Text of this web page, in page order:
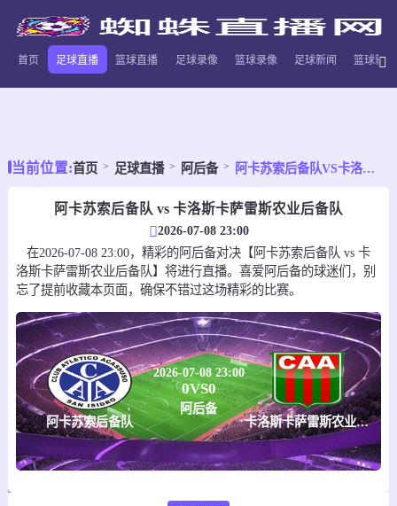
首页 足球直播 篮球直播 足球录像 篮球录像 足球新闻 篮球新闻
当前位置:首页 足球直播 阿后备 阿卡苏索后备队VS卡洛斯卡萨雷斯农业后备队
阿卡苏索后备队 vs 卡洛斯卡萨雷斯农业后备队
2026-07-08 23:00
在2026-07-08 23:00，精彩的阿后备对决【阿卡苏索后备队 vs 卡
洛斯卡萨雷斯农业后备队】将进行直播。喜爱阿后备的球迷们，别
忘了提前收藏本页面，确保不错过这场精彩的比赛。
阿卡苏索后备队
2026-07-08 23:00
0VS0
阿后备
卡洛斯卡萨雷斯农业后备队